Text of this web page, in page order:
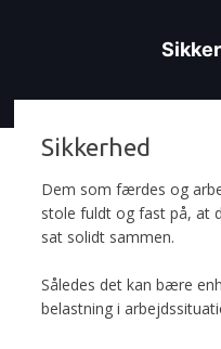
Sikkerhed
​​Dem som færdes og
stole fuldt og fast på, at
sat solidt sammen.
Således det kan bære
belastning i